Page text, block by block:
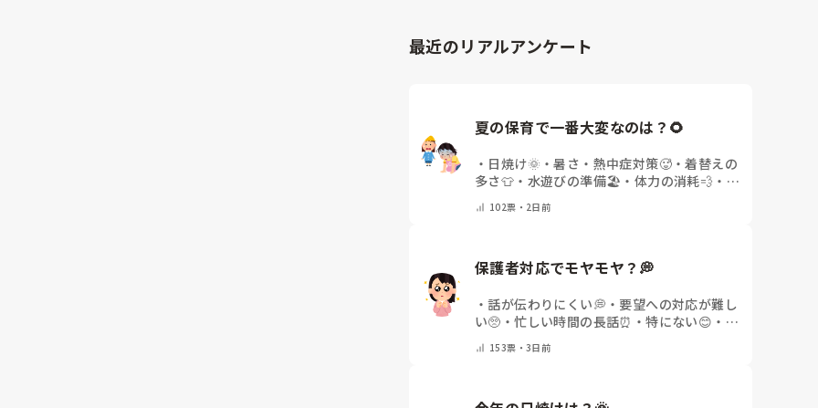
くて大丈夫だと思いますよ〜😊
最近のリアルアンケート
夏の保育で一番大変なのは？🌻
・ 日焼け🌞 ・暑さ・熱中症対策🥵・着替えの
多さ👕 ・ 水遊びの準備🏖️ ・ 体力の消耗💨 ・ そ
102票・ 2日前
保護者対応でモヤモヤ？💭
・話が伝わりにくい💭 ・ 要望への対応が難し
い🥺 ・忙しい時間の長話⏰ ・特にない😊 ・ 日
ください)
153票・3日前